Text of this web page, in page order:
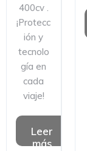
400cv .
¡Protecc
ión y
tecnolo
gía en
cada
viaje!
Leer
más